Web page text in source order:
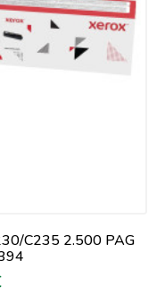
C235 2.500 PAG